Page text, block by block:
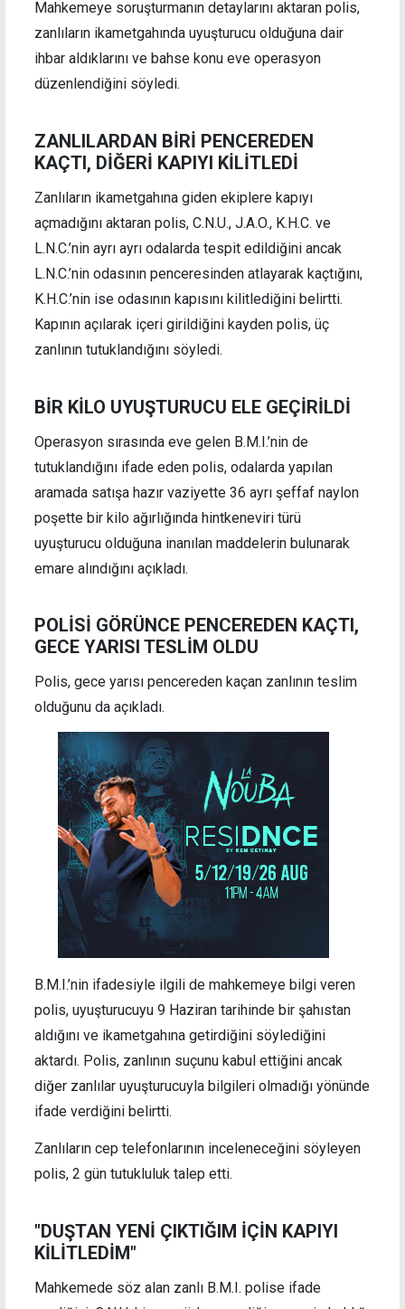
Mahkemeye soruşturmanın detaylarını aktaran polis,
zanlıların ikametgahında uyuşturucu olduğuna dair
ihbar aldıklarını ve bahse konu eve operasyon
düzenlendiğini söyledi.
ZANLILARDAN BİRİ PENCEREDEN
KAÇTI, DİĞERİ KAPIYI KİLİTLEDİ
Zanlıların ikametgahına giden ekiplere kapıyı
açmadığını aktaran polis, C.N.U., J.A.O., K.H.C. ve
L.N.C.’nin ayrı ayrı odalarda tespit edildiğini ancak
L.N.C.’nin odasının penceresinden atlayarak kaçtığını,
K.H.C.’nin ise odasının kapısını kilitlediğini belirtti.
Kapının açılarak içeri girildiğini kayden polis, üç
zanlının tutuklandığını söyledi.
BİR KİLO UYUŞTURUCU ELE GEÇİRİLDİ
Operasyon sırasında eve gelen B.M.I.’nin de
tutuklandığını ifade eden polis, odalarda yapılan
aramada satışa hazır vaziyette 36 ayrı şeffaf naylon
poşette bir kilo ağırlığında hintkeneviri türü
uyuşturucu olduğuna inanılan maddelerin bulunarak
emare alındığını açıkladı.
POLİSİ GÖRÜNCE PENCEREDEN KAÇTI,
GECE YARISI TESLİM OLDU
Polis, gece yarısı pencereden kaçan zanlının teslim
olduğunu da açıkladı.
B.M.I.’nin ifadesiyle ilgili de mahkemeye bilgi veren
polis, uyuşturucuyu 9 Haziran tarihinde bir şahıstan
aldığını ve ikametgahına getirdiğini söylediğini
aktardı. Polis, zanlının suçunu kabul ettiğini ancak
diğer zanlılar uyuşturucuyla bilgileri olmadığı yönünde
ifade verdiğini belirtti.
Zanlıların cep telefonlarının inceleneceğini söyleyen
polis, 2 gün tutukluluk talep etti.
"DUŞTAN YENİ ÇIKTIĞIM İÇİN KAPIYI
KİLİTLEDİM"
Mahkemede söz alan zanlı B.M.I. polise ifade